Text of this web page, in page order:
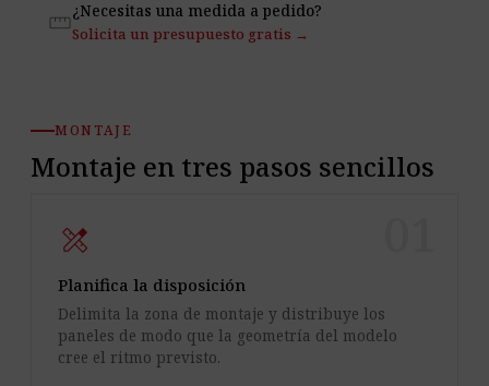
straighten¿Necesitas una medida a pedido?
Solicita un presupuesto gratis →
MONTAJE
Montaje en tres pasos sencillos
design_services
Planifica la disposición
Delimita la zona de montaje y distribuye los
paneles de modo que la geometría del modelo
cree el ritmo previsto.